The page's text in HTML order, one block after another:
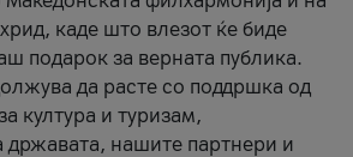
каде што влезот ќе биде
подарок за верната публика.
да расте со поддршка од
култура и туризам,
државата, нашите партнери и